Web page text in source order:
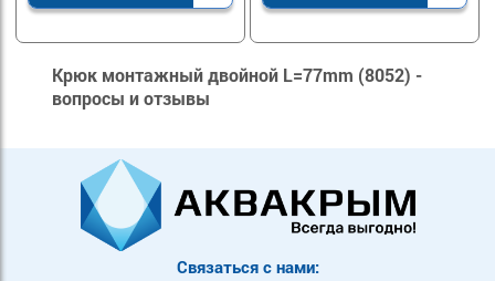
Крюк монтажный двойной L=77mm (8052) -
вопросы и отзывы
Связаться с нами: